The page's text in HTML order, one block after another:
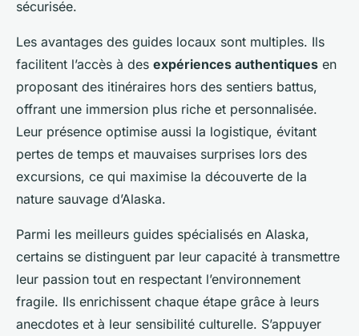
sécurisée.
Les avantages des guides locaux sont multiples. Ils
facilitent l’accès à des expériences authentiques en
proposant des itinéraires hors des sentiers battus,
offrant une immersion plus riche et personnalisée.
Leur présence optimise aussi la logistique, évitant
pertes de temps et mauvaises surprises lors des
excursions, ce qui maximise la découverte de la
nature sauvage d’Alaska.
Parmi les meilleurs guides spécialisés en Alaska,
certains se distinguent par leur capacité à transmettre
leur passion tout en respectant l’environnement
fragile. Ils enrichissent chaque étape grâce à leurs
anecdotes et à leur sensibilité culturelle. S’appuyer